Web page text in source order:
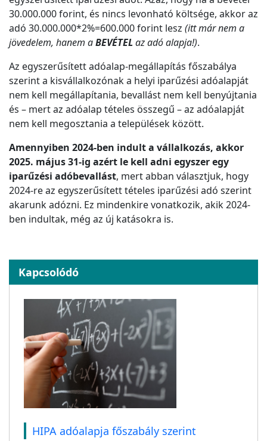
30.000.000 forint, és nincs levonható költsége, akkor az
adó 30.000.000*2%=600.000 forint lesz (itt már nem a
jövedelem, hanem aBEVÉTELaz adó alapja!).
Az egyszerűsített adóalap-megállapítás főszabálya
szerint a kisvállalkozónak a helyi iparűzési adóalapját
nem kell megállapítania, bevallást nem kell benyújtania
és – mert az adóalap tételes összegű – az adóalapját
nem kell megosztania a települések között.
Amennyiben 2024-ben indult a vállalkozás, akkor
2025. május 31-ig azért le kell adni egyszer egy
iparűzési adóbevallást, mert abban választjuk, hogy
2024-re az egyszerűsített tételes iparűzési adó szerint
akarunk adózni. Ez mindenkire vonatkozik, akik 2024-
ben indultak, még az új katásokra is.
Kapcsolódó
HIPA adóalapja főszabály szerint